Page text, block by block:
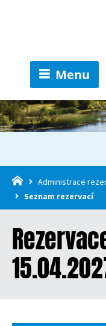
Menu
Administrace
Seznam rezervací